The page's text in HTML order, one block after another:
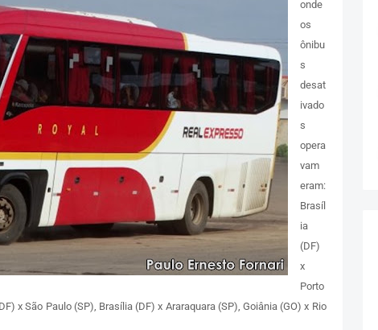
onde
os
ônibu
s
desat
ivado
s
opera
vam
eram:
Brasíl
ia
(DF)
x
Porto
x São Paulo (SP), Brasília (DF) x Araraquara (SP), Goiânia (GO) x Rio